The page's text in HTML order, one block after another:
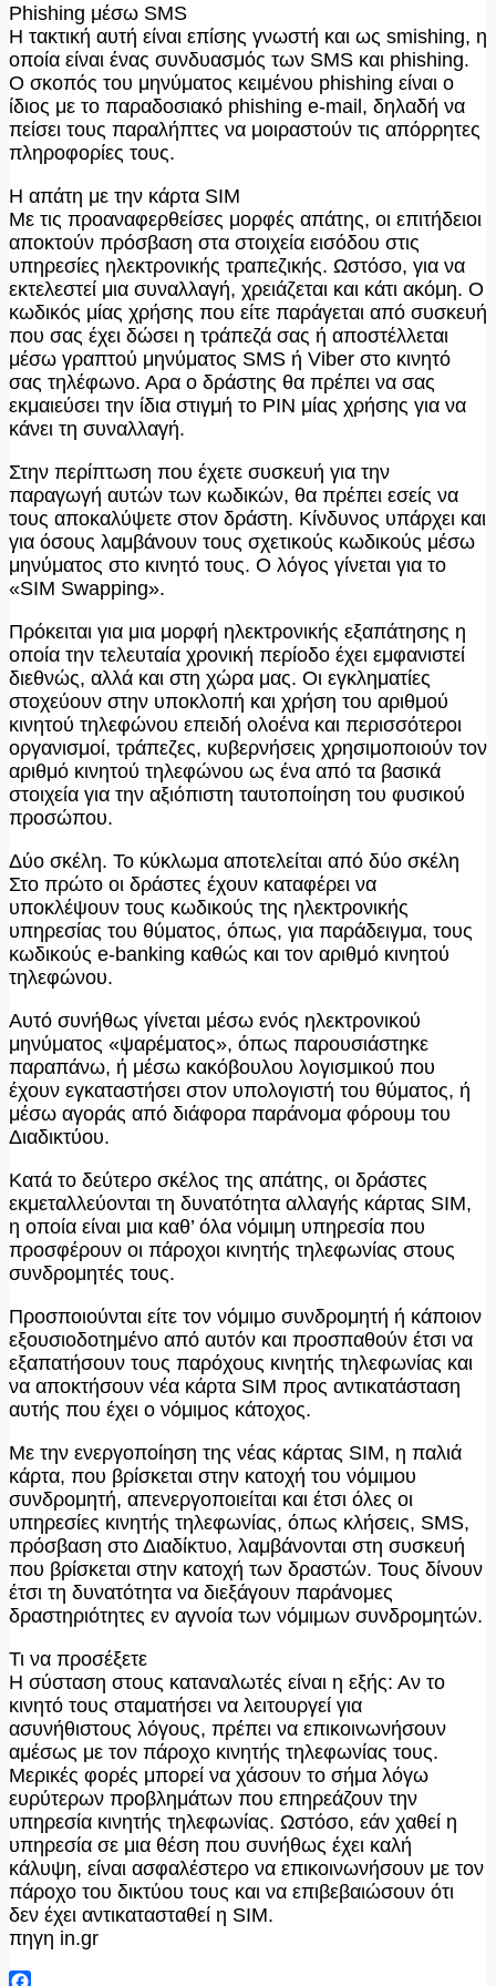
Phishing μέσω SMS
Η τακτική αυτή είναι επίσης γνωστή και ως smishing, η
οποία είναι ένας συνδυασμός των SMS και phishing.
Ο σκοπός του μηνύματος κειμένου phishing είναι ο
ίδιος με το παραδοσιακό phishing e-mail, δηλαδή να
πείσει τους παραλήπτες να μοιραστούν τις απόρρητες
πληροφορίες τους.
Η απάτη με την κάρτα SIM
Με τις προαναφερθείσες μορφές απάτης, οι επιτήδειοι
αποκτούν πρόσβαση στα στοιχεία εισόδου στις
υπηρεσίες ηλεκτρονικής τραπεζικής. Ωστόσο, για να
εκτελεστεί μια συναλλαγή, χρειάζεται και κάτι ακόμη. Ο
κωδικός μίας χρήσης που είτε παράγεται από συσκευή
που σας έχει δώσει η τράπεζά σας ή αποστέλλεται
μέσω γραπτού μηνύματος SMS ή Viber στο κινητό
σας τηλέφωνο. Αρα ο δράστης θα πρέπει να σας
εκμαιεύσει την ίδια στιγμή το PIN μίας χρήσης για να
κάνει τη συναλλαγή.
Στην περίπτωση που έχετε συσκευή για την
παραγωγή αυτών των κωδικών, θα πρέπει εσείς να
τους αποκαλύψετε στον δράστη. Κίνδυνος υπάρχει και
για όσους λαμβάνουν τους σχετικούς κωδικούς μέσω
μηνύματος στο κινητό τους. Ο λόγος γίνεται για το
«SIM Swapping».
Πρόκειται για μια μορφή ηλεκτρονικής εξαπάτησης η
οποία την τελευταία χρονική περίοδο έχει εμφανιστεί
διεθνώς, αλλά και στη χώρα μας. Οι εγκληματίες
στοχεύουν στην υποκλοπή και χρήση του αριθμού
κινητού τηλεφώνου επειδή ολοένα και περισσότεροι
οργανισμοί, τράπεζες, κυβερνήσεις χρησιμοποιούν τον
αριθμό κινητού τηλεφώνου ως ένα από τα βασικά
στοιχεία για την αξιόπιστη ταυτοποίηση του φυσικού
προσώπου.
Δύο σκέλη. Το κύκλωμα αποτελείται από δύο σκέλη
Στο πρώτο οι δράστες έχουν καταφέρει να
υποκλέψουν τους κωδικούς της ηλεκτρονικής
υπηρεσίας του θύματος, όπως, για παράδειγμα, τους
κωδικούς e-banking καθώς και τον αριθμό κινητού
τηλεφώνου.
Αυτό συνήθως γίνεται μέσω ενός ηλεκτρονικού
μηνύματος «ψαρέματος», όπως παρουσιάστηκε
παραπάνω, ή μέσω κακόβουλου λογισμικού που
έχουν εγκαταστήσει στον υπολογιστή του θύματος, ή
μέσω αγοράς από διάφορα παράνομα φόρουμ του
Διαδικτύου.
Κατά το δεύτερο σκέλος της απάτης, οι δράστες
εκμεταλλεύονται τη δυνατότητα αλλαγής κάρτας SIM,
η οποία είναι μια καθ’ όλα νόμιμη υπηρεσία που
προσφέρουν οι πάροχοι κινητής τηλεφωνίας στους
συνδρομητές τους.
Προσποιούνται είτε τον νόμιμο συνδρομητή ή κάποιον
εξουσιοδοτημένο από αυτόν και προσπαθούν έτσι να
εξαπατήσουν τους παρόχους κινητής τηλεφωνίας και
να αποκτήσουν νέα κάρτα SIM προς αντικατάσταση
αυτής που έχει ο νόμιμος κάτοχος.
Με την ενεργοποίηση της νέας κάρτας SIM, η παλιά
κάρτα, που βρίσκεται στην κατοχή του νόμιμου
συνδρομητή, απενεργοποιείται και έτσι όλες οι
υπηρεσίες κινητής τηλεφωνίας, όπως κλήσεις, SMS,
πρόσβαση στο Διαδίκτυο, λαμβάνονται στη συσκευή
που βρίσκεται στην κατοχή των δραστών. Τους δίνουν
έτσι τη δυνατότητα να διεξάγουν παράνομες
δραστηριότητες εν αγνοία των νόμιμων συνδρομητών.
Τι να προσέξετε
Η σύσταση στους καταναλωτές είναι η εξής: Αν το
κινητό τους σταματήσει να λειτουργεί για
ασυνήθιστους λόγους, πρέπει να επικοινωνήσουν
αμέσως με τον πάροχο κινητής τηλεφωνίας τους.
Μερικές φορές μπορεί να χάσουν το σήμα λόγω
ευρύτερων προβλημάτων που επηρεάζουν την
υπηρεσία κινητής τηλεφωνίας. Ωστόσο, εάν χαθεί η
υπηρεσία σε μια θέση που συνήθως έχει καλή
κάλυψη, είναι ασφαλέστερο να επικοινωνήσουν με τον
πάροχο του δικτύου τους και να επιβεβαιώσουν ότι
δεν έχει αντικατασταθεί η SIM.
πηγη in.gr